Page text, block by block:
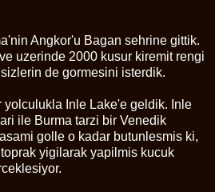
Angkor'u Bagan sehrine gittik.
uzerinde 2000 kusur kiremit rengi
de gormesini isterdik.
yolculukla Inle Lake'e geldik. Inle
ile Burma tarzi bir Venedik
golle o kadar butunlesmis ki,
yigilarak yapilmis kucuk